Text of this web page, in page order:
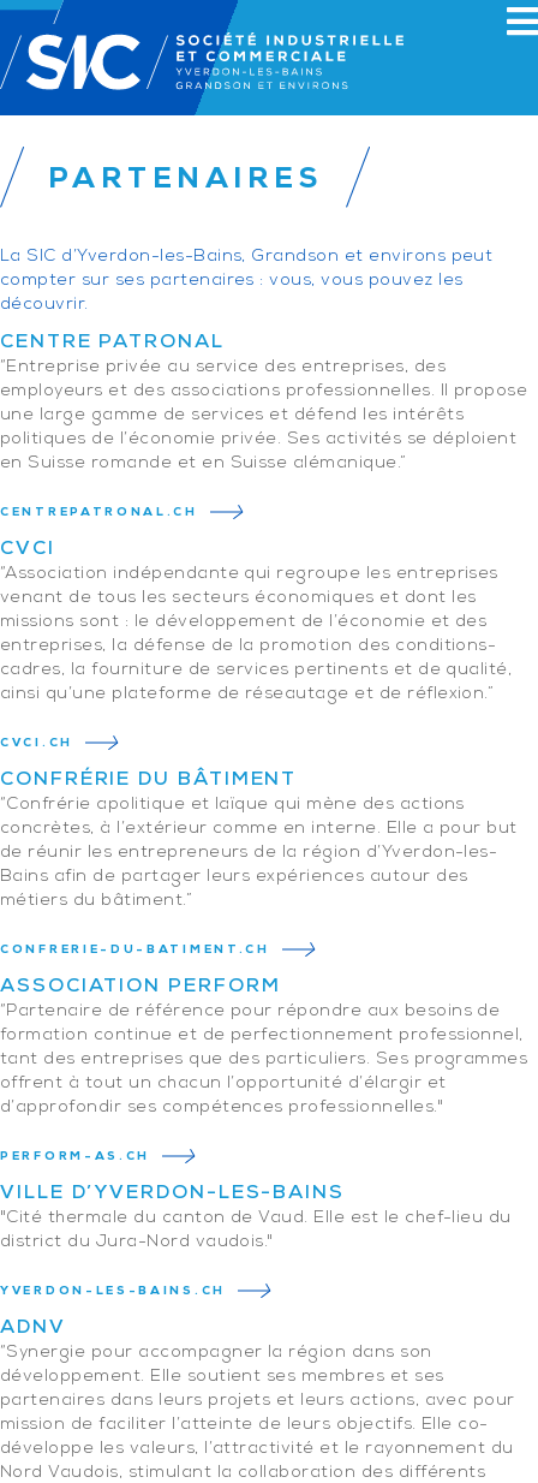
PARTENAIRES
La SIC d’Yverdon-les-Bains, Grandson et environs peut
compter sur ses partenaires : vous, vous pouvez les
découvrir.
CENTRE PATRONAL
“Entreprise privée au service des entreprises, des
employeurs et des associations professionnelles. Il propose
une large gamme de services et défend les intérêts
politiques de l’économie privée. Ses activités se déploient
en Suisse romande et en Suisse alémanique.”
CENTREPATRONAL.CH
CVCI
“Association indépendante qui regroupe les entreprises
venant de tous les secteurs économiques et dont les
missions sont : le développement de l’économie et des
entreprises, la défense de la promotion des conditions-
cadres, la fourniture de services pertinents et de qualité,
ainsi qu’une plateforme de réseautage et de réflexion.”
CVCI.CH
CONFRÉRIE DU BÂTIMENT
“Confrérie apolitique et laïque qui mène des actions
concrètes, à l’extérieur comme en interne. Elle a pour but
de réunir les entrepreneurs de la région d’Yverdon-les-
Bains afin de partager leurs expériences autour des
métiers du bâtiment.”
CONFRERIE-DU-BATIMENT.CH
ASSOCIATION PERFORM
“Partenaire de référence pour répondre aux besoins de
formation continue et de perfectionnement professionnel,
tant des entreprises que des particuliers. Ses programmes
offrent à tout un chacun l’opportunité d’élargir et
d’approfondir ses compétences professionnelles."
PERFORM-AS.CH
VILLE D’YVERDON-LES-BAINS
"Cité thermale du canton de Vaud. Elle est le chef-lieu du
district du Jura-Nord vaudois."
YVERDON-LES-BAINS.CH
ADNV
“Synergie pour accompagner la région dans son
développement. Elle soutient ses membres et ses
partenaires dans leurs projets et leurs actions, avec pour
mission de faciliter l’atteinte de leurs objectifs. Elle co-
développe les valeurs, l’attractivité et le rayonnement du
Nord Vaudois, stimulant la collaboration des différents